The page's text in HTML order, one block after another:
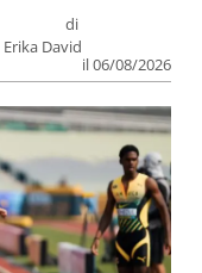
di
Erika David
il 06/08/2026